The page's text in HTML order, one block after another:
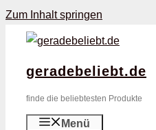
Zum Inhalt springen
geradebeliebt.de
finde die beliebtesten Produkte
Menü